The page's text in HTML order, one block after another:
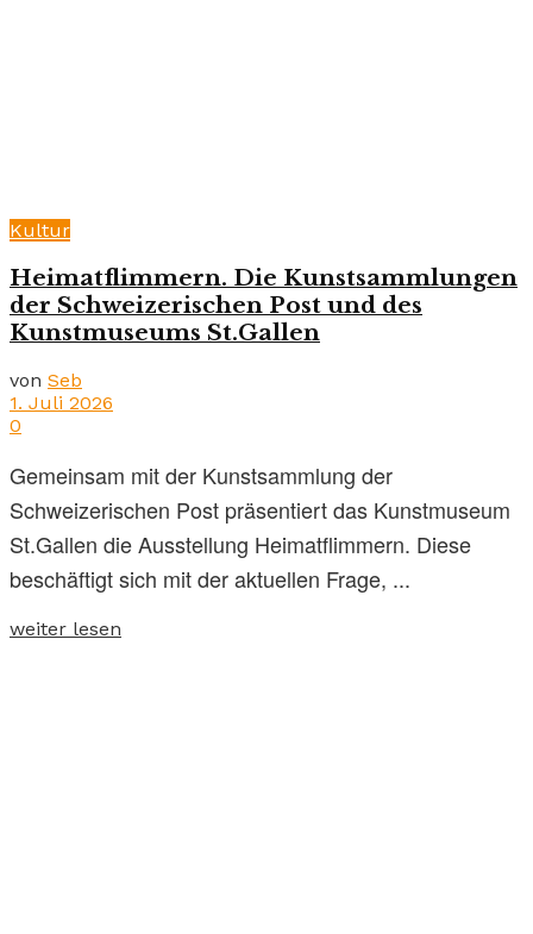
Kultur
Heimatflimmern. Die Kunstsammlungen
der Schweizerischen Post und des
Kunstmuseums St.Gallen
von Seb
1. Juli 2026
0
Gemeinsam mit der Kunstsammlung der
Schweizerischen Post präsentiert das Kunstmuseum
St.Gallen die Ausstellung Heimatflimmern. Diese
beschäftigt sich mit der aktuellen Frage, ...
weiter lesen